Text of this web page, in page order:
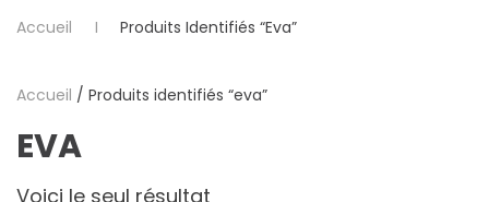
Accueil Produits Identifiés “eva”
Accueil / Produits identifiés “eva”
EVA
Voici le seul résultat